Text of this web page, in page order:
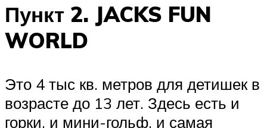
Пункт 2. JACKS FUN
WORLD
Это 4 тыс кв. метров для детишек в
возрасте до 13 лет. Здесь есть и
горки, и мини-гольф, и самая